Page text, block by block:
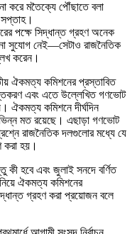
করে মতৈক্যে পৌঁছাতে বলা
পক্ষে সিদ্ধান্ত গ্রহণ অনেক
সুযোগ নেই—সেটাও রাজনৈতিক
করেন।
ঐকমত্য কমিশনের প্রস্তাবিত
এবং এতে উল্লেখিত গণভোট
কমিশনে দীর্ঘদিন
মত রয়েছে। এছাড়া গণভোট
রাজনৈতিক দলগুলোর মধ্যে যে
করা হয়।
কী হবে এবং জুলাই সনদে বর্ণিত
ঐকমত্য কমিশনের
গ্রহণ করা প্রয়োজন বলে